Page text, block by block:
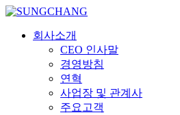
회사소개
CEO 인사말
경영방침
연혁
사업장 및 관계사
주요고객